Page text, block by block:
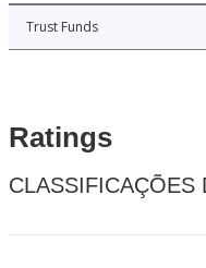
Trust Funds
Ratings
CLASSIFICAÇÕES